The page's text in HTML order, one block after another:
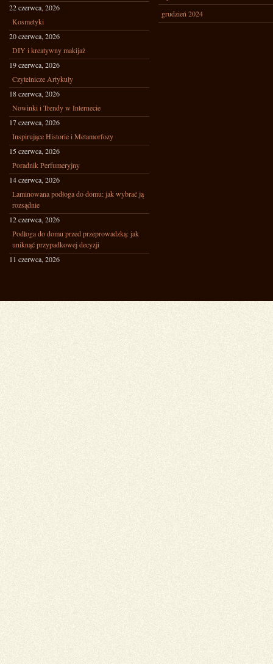
22 czerwca, 2026
Kosmetyki
20 czerwca, 2026
DIY i kreatywny makijaż
19 czerwca, 2026
Czytelnicze Artykuły
18 czerwca, 2026
Nowinki i Trendy w Internecie
17 czerwca, 2026
Inspirujące Historie i Metamorfozy
15 czerwca, 2026
Poradnik Perfumeryjny
14 czerwca, 2026
Laminowana podłoga do domu: jak wybrać ją
rozsądnie
12 czerwca, 2026
Podłoga do domu przed przeprowadzką: jak
uniknąć przypadkowej decyzji
11 czerwca, 2026
grudzień 2024